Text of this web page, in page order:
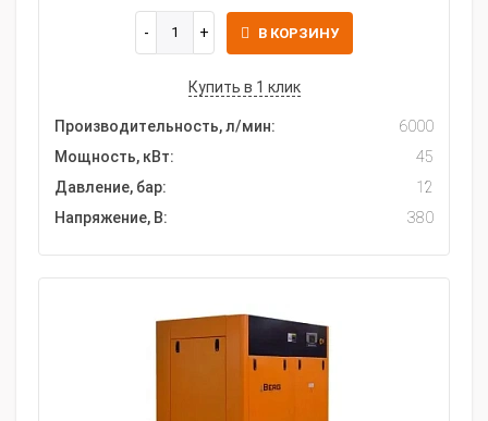
В КОРЗИНУ
Купить в 1 клик
Производительность, л/мин:
6000
Мощность, кВт:
45
Давление, бар:
12
Напряжение, В:
380